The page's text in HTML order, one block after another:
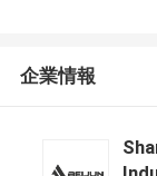
企業情報